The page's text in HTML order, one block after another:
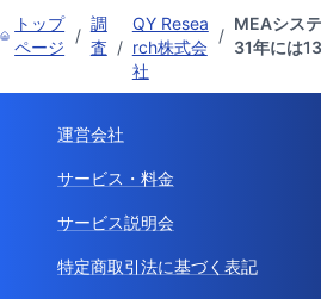
トップ
ページ
/
調
査 /
QY Resea
rch株式会
社
/
MEAシス
31年には
運営会社
サービス・料金
サービス説明会
特定商取引法に基づく表記